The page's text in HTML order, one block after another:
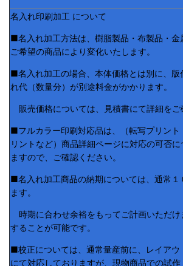
名入れ印刷加工 について
■名入れ加工方法は、樹脂製品・布製品・金
ご希望の商品により変化いたします。
■名入れ加工の場合、本体価格とは別に、版
れ代（数量分）が別途料金がかかります。
販売価格については、見積書にて詳細をご
■フルカラー印刷対応品は、（転写プリント
リントなど）商品詳細ページに対応の可否
ますので、ご確認ください。
■名入れ加工商品の納期については、通常１
ます。
時期に合わせ余裕をもってご計画いただけ
することが可能です。
■校正については、通常量産前に、レイアウ
にて対応しておりますが、現物商品での試